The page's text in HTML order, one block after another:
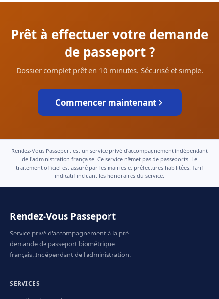
Prêt à effectuer votre demande
de passeport ?
Dossier complet prêt en 10 minutes. Sécurisé et simple.
Commencer maintenant
Rendez-Vous Passeport est un service privé d'accompagnement indépendant
de l'administration française. Ce service n'émet pas de passeports. Le
traitement officiel est assuré par les mairies et préfectures habilitées. Tarif
indicatif incluant les honoraires du service.
Rendez-Vous Passeport
Service privé d'accompagnement à la pré-
demande de passeport biométrique
français. Indépendant de l'administration.
SERVICES